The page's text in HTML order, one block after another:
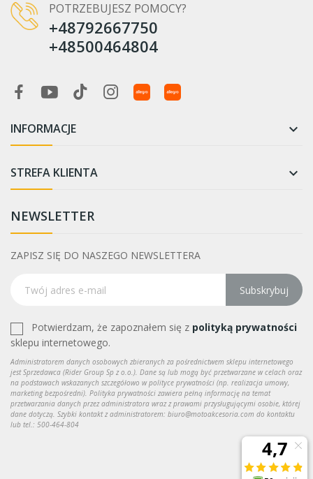
POTRZEBUJESZ POMOCY?
+48792667750
+48500464804
INFORMACJE 
STREFA KLIENTA 
NEWSLETTER
ZAPISZ SIĘ DO NASZEGO NEWSLETTERA
Subskrybuj
Potwierdzam, że zapoznałem się z polityką prywatności
sklepu internetowego.
Administratorem danych osobowych zbieranych za pośrednictwem sklepu internetowego
jest Sprzedawca (Rider Group Sp z o.o.). Dane są lub mogą być przetwarzane w celach oraz
na podstawach wskazanych szczegółowo w polityce prywatności (np. realizacja umowy,
marketing bezpośredni). Polityka prywatności zawiera pełną informację na temat
przetwarzania danych przez administratora wraz z prawami przysługującymi osobie, której
dane dotyczą. Szybki kontakt z administratorem: biuro@motoakcesoria.com do kontaktu
lub tel.: 500-464-804